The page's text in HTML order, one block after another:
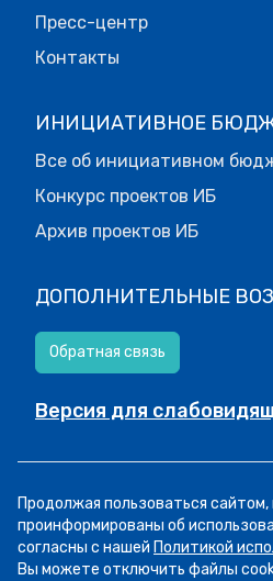
Пресс-центр
Контакты
ИНИЦИАТИВНОЕ
Все об инициативном
Конкурс проектов ИБ
Архив проектов ИБ
ДОПОЛНИТЕЛЬНЫЕ
Обратная связь
Версия для
Все права защищены.
Продолжая пользоваться
проинформированы об
согласны с нашей Политикой
Вы можете отключить файлы